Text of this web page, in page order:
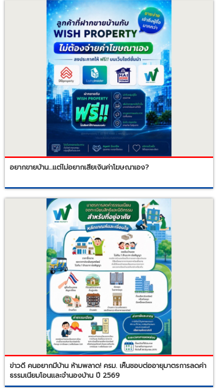
อยากขายบ้าน…แต่ไม่อยากเสียเงินค่าโฆษณาเอง?
ข่าวดี คนอยากมีบ้าน ห้ามพลาด! ครม. เห็นชอบต่ออายุมาตรการลดค่า
ธรรมเนียมโอนและจำนองบ้าน ปี 2569